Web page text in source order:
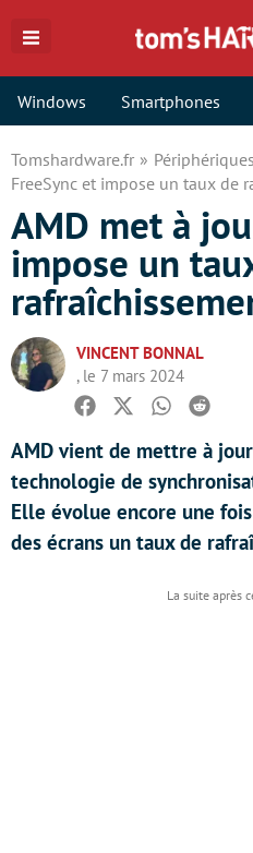
Windows Smartphones
Tomshardware.fr Périphériques
FreeSync et impose un taux de
AMD met à
impose un
VINCENT BONNAL
, le 7 mars 2024
Facebook
TwitterWhatsapp
Reddit
AMD vient de mettre à
technologie de
Elle évolue encore une
des écrans un taux de